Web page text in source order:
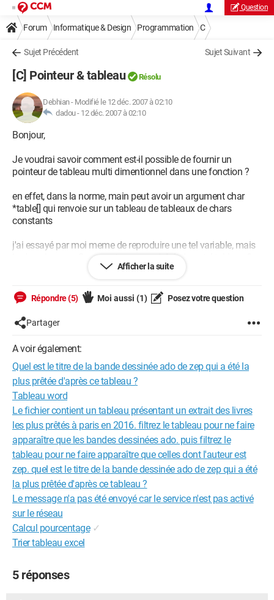
Question
Forum Informatique & Design Programmation C
Sujet Précédent Sujet Suivant
[C] Pointeur & tableau Résolu
Debhian- Modifié le 12 déc. 2007 à 02:10
dadou - 12 déc. 2007 à 02:10
Bonjour,
Je voudrai savoir comment est-il possible de fournir un
pointeur de tableau multi dimentionnel dans une fonction ?
en effet, dans la norme, main peut avoir un argument char
*table[] qui renvoie sur un tableau de tableaux de chars
constants
j'ai essayé par moi meme de reproduire une tel variable, mais
je n'y arrive pas. Comment on pourrai definir un tel tableau ?
table[x]="xxx"
voila, merci
Afficher la suite
Répondre (5) Moi aussi (1) Posez votre question
Partager
A voir également:
Quel est le titre de la bande dessinée ado de zep qui a été la
plus prêtée d'après ce tableau ?
Tableau word
Le fichier contient un tableau présentant un extrait des livres
les plus prêtés à paris en 2016. filtrez le tableau pour ne faire
apparaître que les bandes dessinées ado. puis filtrez le
tableau pour ne faire apparaître que celles dont l'auteur est
zep. quel est le titre de la bande dessinée ado de zep qui a été
la plus prêtée d'après ce tableau ?
Le message n'a pas été envoyé car le service n'est pas activé
sur le réseau
Calcul pourcentage ✓
Trier tableau excel
5 réponses